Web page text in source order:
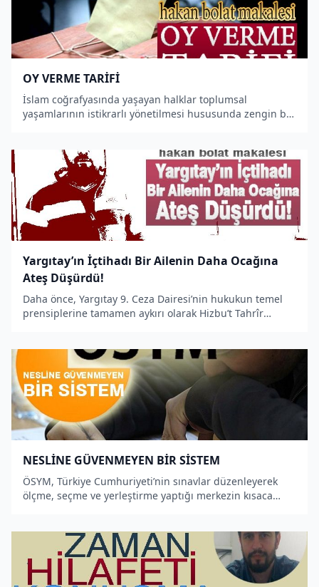
OY VERME TARİFİ
İslam coğrafyasında yaşayan halklar toplumsal
yaşamlarının istikrarlı yönetilmesi hususunda zengin bir
Yargıtay’ın İçtihadı Bir Ailenin Daha Ocağına
Ateş Düşürdü!
Daha önce, Yargıtay 9. Ceza Dairesi’nin hukukun temel
prensiplerine tamamen aykırı olarak Hizbu’t Tahrîr
tutuklanmıştı.
NESLİNE GÜVENMEYEN BİR SİSTEM
ÖSYM, Türkiye Cumhuriyeti’nin sınavlar düzenleyerek
ölçme, seçme ve yerleştirme yaptığı merkezin kısaca